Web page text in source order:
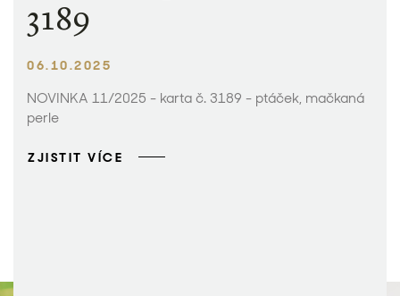
3189
06.10.2025
NOVINKA 11/2025 - karta č. 3189 - ptáček, mačkaná
perle
ZJISTIT VÍCE